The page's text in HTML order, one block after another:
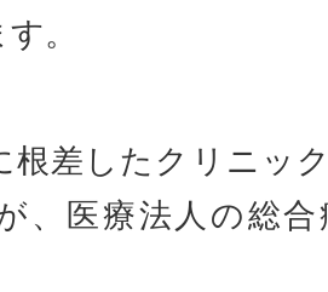
。
根差したクリニッ
、医療法人の総